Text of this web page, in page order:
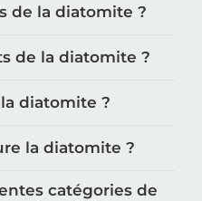
de la diatomite ?
de la diatomite ?
diatomite ?
la diatomite ?
catégories de